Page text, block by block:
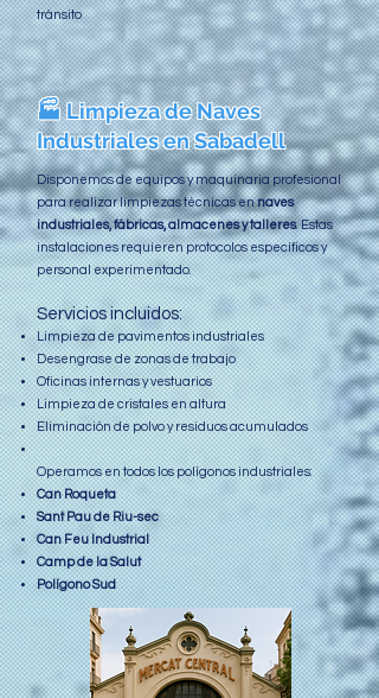
tránsito
🏭 Limpieza de Naves
Industriales en Sabadell
Disponemos de equipos y maquinaria profesional
para realizar limpiezas técnicas ennaves
industriales, fábricas, almacenes y talleres. Estas
instalaciones requieren protocolos específicos y
personal experimentado.
Servicios incluidos:
Limpieza de pavimentos industriales
Desengrase de zonas de trabajo
Oficinas internas y vestuarios
Limpieza de cristales en altura
Eliminación de polvo y residuos acumulados
Operamos en todos los polígonos industriales:
Can Roqueta
Sant Pau de Riu-sec
Can Feu Industrial
Camp de la Salut
Polígono Sud